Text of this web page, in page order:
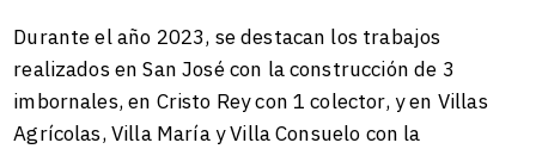
Durante el año 2023, se destacan los trabajos
realizados en San José con la construcción de 3
imbornales, en Cristo Rey con 1 colector, y en Villas
Agrícolas, Villa María y Villa Consuelo con la